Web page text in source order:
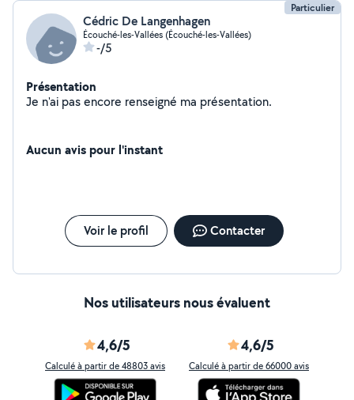
Particulier
Cédric De Langenhagen
Écouché-les-Vallées (Écouché-les-Vallées)
-/5
Présentation
Je n'ai pas encore renseigné ma présentation.
Aucun avis pour l'instant
Voir le profil Contacter
Nos utilisateurs nous évaluent
4,6/5
Calculé à partir de 48803 avis
4,6/5
Calculé à partir de 66000 avis